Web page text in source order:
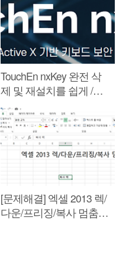
TouchEn nxKey 완전 삭
제 및 재설치를 쉽게 /
TouchEn key 오류 해결
(TouchEn Key All
Cleaner)
[문제해결] 엑셀 2013 렉/
다운/프리징/복사 멈춤